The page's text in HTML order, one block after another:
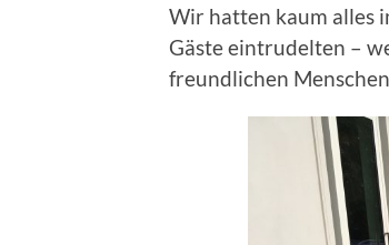
Wir hatten kaum alles
Gäste eintrudelten –
freundlichen